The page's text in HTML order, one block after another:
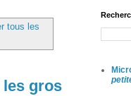
tous les
les gros